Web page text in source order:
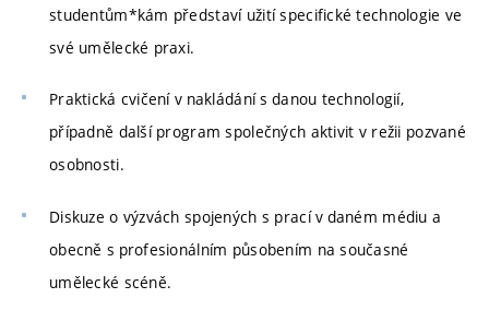
studentům*kám představí užití specifické technologie ve
své umělecké praxi.
Praktická cvičení v nakládání s danou technologií,
případně další program společných aktivit v režii pozvané
osobnosti.
Diskuze o výzvách spojených s prací v daném médiu a
obecně s profesionálním působením na současné
umělecké scéně.